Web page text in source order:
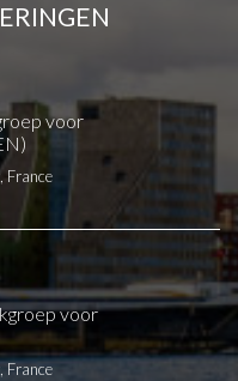
voor
France
voor
France